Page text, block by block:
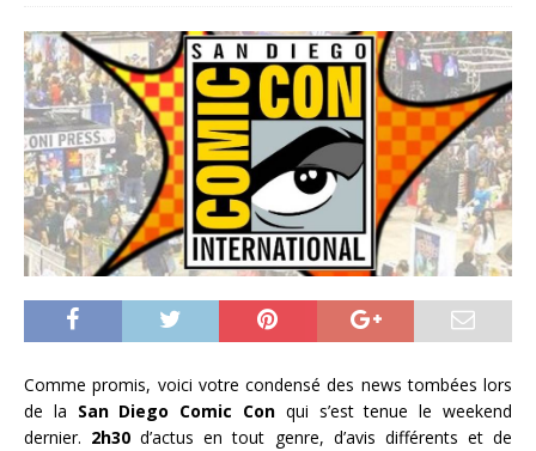
Comme promis, voici votre condensé des news tombées lors
de la San Diego Comic Con qui s’est tenue le weekend
dernier. 2h30 d’actus en tout genre, d’avis différents et de